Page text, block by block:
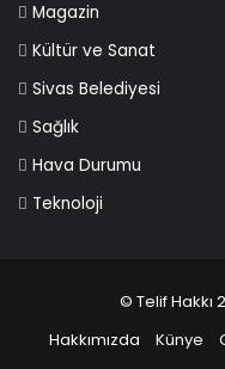
Magazin
Kültür ve Sanat
Sivas Belediyesi
Sağlık
Hava Durumu
Teknoloji
© Telif Hakkı
Hakkımızda
Künye